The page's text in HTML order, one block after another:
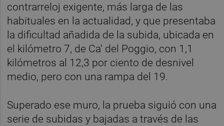
contrarreloj exigente, más larga de las
habituales en la actualidad, y que presentaba
la dificultad añadida de la subida, ubicada en
el kilómetro 7, de Ca' del Poggio, con 1,1
kilómetros al 12,3 por ciento de desnivel
medio, pero con una rampa del 19.
Superado ese muro, la prueba siguió con una
serie de subidas y bajadas a través de las